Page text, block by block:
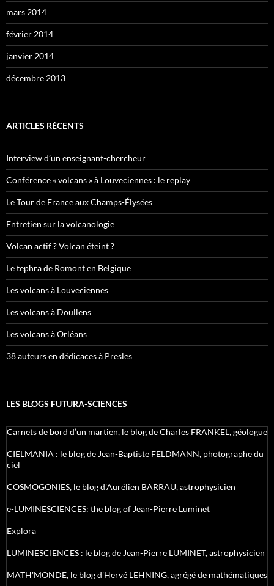
mars 2014
février 2014
janvier 2014
décembre 2013
ARTICLES RÉCENTS
Interview d’un enseignant-chercheur
Conférence « volcans » à Louveciennes : le replay
Le Tour de France aux Champs-Élysées
Entretien sur la volcanologie
Volcan actif ? Volcan éteint ?
Le tephra de Romont en Belgique
Les volcans à Louveciennes
Les volcans à Doullens
Les volcans à Orléans
38 auteurs en dédicaces à Presles
LES BLOGS FUTURA-SCIENCES
Carnets de bord d’un martien, le blog de Charles FRANKEL, géologue
CIELMANIA : le blog de Jean-Baptiste FELDMANN, photographe du
ciel
COSMOGONIES, le blog d'Aurélien BARRAU, astrophysicien
e-LUMINESCIENCES: the blog of Jean-Pierre Luminet
Explora
LUMINESCIENCES : le blog de Jean-Pierre LUMINET, astrophysicien
MATH'MONDE, le blog d'Hervé LEHNING, agrégé de mathématiques